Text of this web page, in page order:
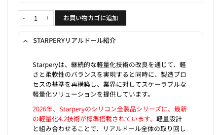
Pamela 171cm D-cup個お買い物カゴに追加
STARPERYリアルドール紹介
Starperyは、継続的な軽量化技術の改良を通じて、軽
さと柔軟性のバランスを実現すると同時に、製造プロ
セスの基準を再構築し、業界に対してスケーラブルな
軽量化ソリューションを提供しています。
2026年、Starperyのシリコン全製品シリーズに、最新
の軽量化4.2技術が標準搭載されています。軽量設計
と組み合わせることで、リアルドール全体の取り回し